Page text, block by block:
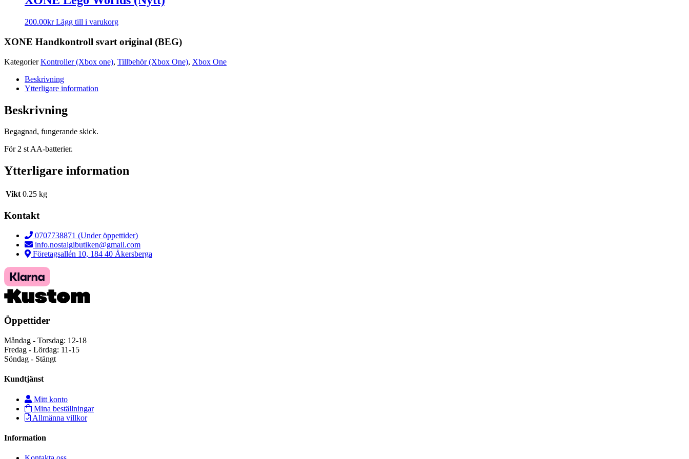
200.00kr Lägg till i varukorg
XONE Handkontroll svart original (BEG)
Kategorier Kontroller (Xbox one), Tillbehör (Xbox One), Xbox One
Beskrivning
Ytterligare information
Beskrivning
Begagnad, fungerande skick.
För 2 st AA-batterier.
Ytterligare information
Vikt 0.25 kg
Kontakt
0707738871 (Under öppettider)
info.nostalgibutiken@gmail.com
Företagsallén 10, 184 40 Åkersberga
Öppettider
Måndag - Torsdag: 12-18
Fredag - Lördag: 11-15
Söndag - Stängt
Kundtjänst
Mitt konto
Mina beställningar
Allmänna villkor
Information